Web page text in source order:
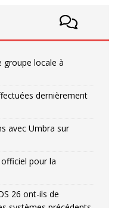
groupe locale à
dernièrement
avec Umbra sur
officiel pour la
26 ont-ils de